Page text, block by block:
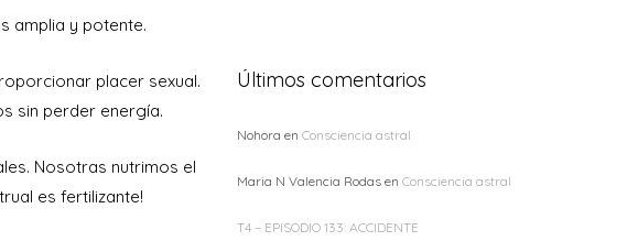
amplia y potente.
placer sexual.
sin perder energía.
Nosotras nutrimos el
es fertilizante!
Últimos comentarios
Nohora en Consciencia astral
Maria N Valencia Rodasen Consciencia astral
T4 – EPISODIO 133: ACCIDENTE